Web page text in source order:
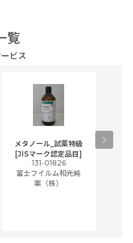
覧
ビス
メタノール_試薬特級
[JISマーク認定品目]
131-01826
富士フイルム和光純
薬（株）